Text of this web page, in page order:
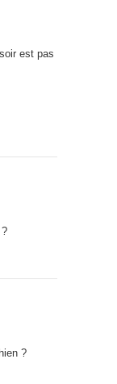
est pas
?